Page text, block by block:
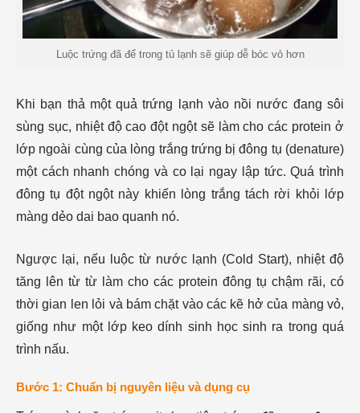
Luộc trứng đã để trong tủ lạnh sẽ giúp dễ bóc vỏ hơn
Khi bạn thả một quả trứng lạnh vào nồi nước đang sôi
sùng sục, nhiệt độ cao đột ngột sẽ làm cho các protein ở
lớp ngoài cùng của lòng trắng trứng bị đông tụ (denature)
một cách nhanh chóng và co lại ngay lập tức. Quá trình
đông tụ đột ngột này khiến lòng trắng tách rời khỏi lớp
màng dẻo dai bao quanh nó.
Ngược lại, nếu luộc từ nước lạnh (Cold Start), nhiệt độ
tăng lên từ từ làm cho các protein đông tụ chậm rãi, có
thời gian len lỏi và bám chặt vào các kẽ hở của màng vỏ,
giống như một lớp keo dính sinh học sinh ra trong quá
trình nấu.
Bước 1: Chuẩn bị nguyên liệu và dụng cụ